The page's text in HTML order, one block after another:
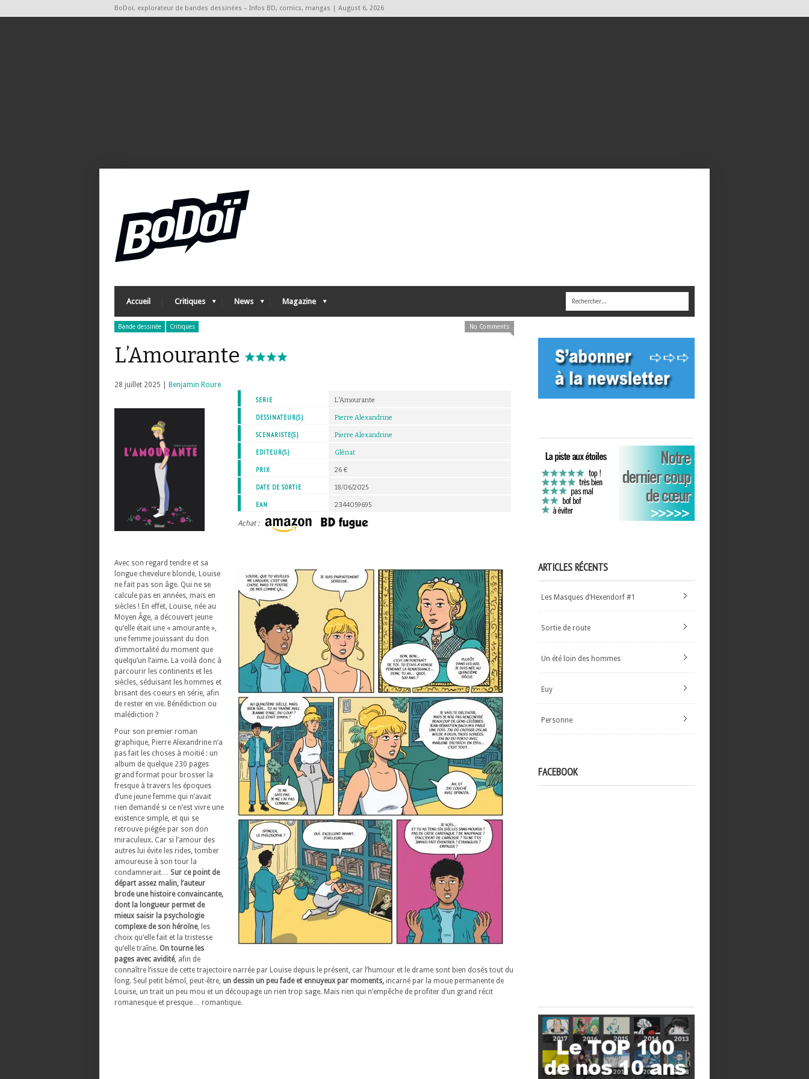
BoDoï, explorateur de bandes dessinées – Infos BD, comics, mangas | August 6, 2026
Accueil Critiques News Magazine
Bande dessinée Critiques No Comments
L’Amourante
28 juillet 2025 |
Benjamin Roure
SERIE
L'Amourante
DESSINATEUR(S) Pierre Alexandrine
SCENARISTE(S) Pierre Alexandrine
EDITEUR(S) Glénat
PRIX 26 €
DATE DE SORTIE 18/06/2025
EAN 2344059695
Achat :
Avec son regard tendre et sa
longue chevelure blonde, Louise
ne fait pas son âge. Qui ne se
calcule pas en années, mais en
siècles ! En effet, Louise, née au
Moyen Âge, a découvert jeune
qu’elle était une « amourante »,
une femme jouissant du don
d’immortalité du moment que
quelqu’un l’aime. La voilà donc à
parcourir les continents et les
siècles, séduisant les hommes et
brisant des coeurs en série, afin
de rester en vie. Bénédiction ou
malédiction ?
Pour son premier roman
graphique, Pierre Alexandrine n’a
pas fait les choses à moitié : un
album de quelque 230 pages
grand format pour brosser la
fresque à travers les époques
d’une jeune femme qui n’avait
rien demandé si ce n’est vivre une
existence simple, et qui se
retrouve piégée par son don
miraculeux. Car si l’amour des
autres lui évite les rides, tomber
amoureuse à son tour la
condamnerait… Sur ce point de
départ assez malin, l’auteur
brode une histoire convaincante,
dont la longueur permet de
mieux saisir la psychologie
complexe de son héroïne, les
choix qu’elle fait et la tristesse
qu’elle traîne. On tourne les
pages avec avidité, afin de
connaître l’issue de cette trajectoire narrée par Louise depuis le présent, car l’humour et le drame sont bien dosés tout du
long. Seul petit bémol, peut-être, un dessin un peu fade et ennuyeux par moments, incarné par la moue permanente de
Louise, un trait un peu mou et un découpage un rien trop sage. Mais rien qui n’empêche de profiter d’un grand récit
romanesque et presque… romantique.
ARTICLES RÉCENTS
Les Masques d’Hexendorf #1
Sortie de route
Un été loin des hommes
Euy
Personne
FACEBOOK